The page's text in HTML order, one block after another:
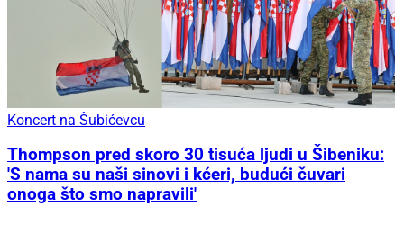
Koncert na Šubićevcu
Thompson pred skoro 30 tisuća ljudi u Šibeniku:
'S nama su naši sinovi i kćeri, budući čuvari
onoga što smo napravili'